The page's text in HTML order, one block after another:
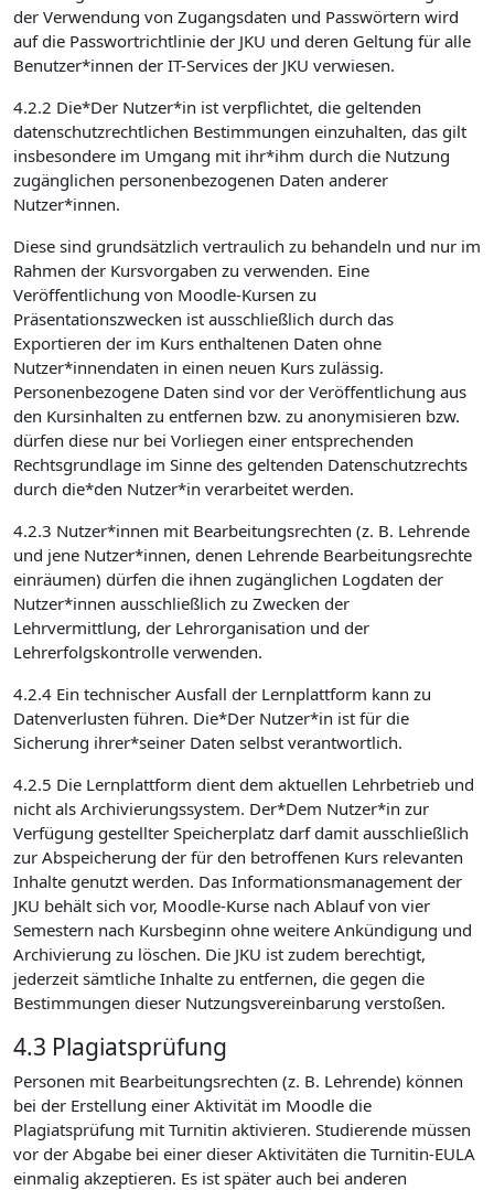
der Verwendung von Zugangsdaten und Passwörtern wird
auf die Passwortrichtlinie der JKU und deren Geltung für alle
Benutzer*innen der IT-Services der JKU verwiesen.
4.2.2 Die*Der Nutzer*in ist verpflichtet, die geltenden
datenschutzrechtlichen Bestimmungen einzuhalten, das gilt
insbesondere im Umgang mit ihr*ihm durch die Nutzung
zugänglichen personenbezogenen Daten anderer
Nutzer*innen.
Diese sind grundsätzlich vertraulich zu behandeln und nur im
Rahmen der Kursvorgaben zu verwenden. Eine
Veröffentlichung von Moodle-Kursen zu
Präsentationszwecken ist ausschließlich durch das
Exportieren der im Kurs enthaltenen Daten ohne
Nutzer*innendaten in einen neuen Kurs zulässig.
Personenbezogene Daten sind vor der Veröffentlichung aus
den Kursinhalten zu entfernen bzw. zu anonymisieren bzw.
dürfen diese nur bei Vorliegen einer entsprechenden
Rechtsgrundlage im Sinne des geltenden Datenschutzrechts
durch die*den Nutzer*in verarbeitet werden.
4.2.3 Nutzer*innen mit Bearbeitungsrechten (z. B. Lehrende
und jene Nutzer*innen, denen Lehrende Bearbeitungsrechte
einräumen) dürfen die ihnen zugänglichen Logdaten der
Nutzer*innen ausschließlich zu Zwecken der
Lehrvermittlung, der Lehrorganisation und der
Lehrerfolgskontrolle verwenden.
4.2.4 Ein technischer Ausfall der Lernplattform kann zu
Datenverlusten führen. Die*Der Nutzer*in ist für die
Sicherung ihrer*seiner Daten selbst verantwortlich.
4.2.5 Die Lernplattform dient dem aktuellen Lehrbetrieb und
nicht als Archivierungssystem. Der*Dem Nutzer*in zur
Verfügung gestellter Speicherplatz darf damit ausschließlich
zur Abspeicherung der für den betroffenen Kurs relevanten
Inhalte genutzt werden. Das Informationsmanagement der
JKU behält sich vor, Moodle-Kurse nach Ablauf von vier
Semestern nach Kursbeginn ohne weitere Ankündigung und
Archivierung zu löschen. Die JKU ist zudem berechtigt,
jederzeit sämtliche Inhalte zu entfernen, die gegen die
Bestimmungen dieser Nutzungsvereinbarung verstoßen.
4.3 Plagiatsprüfung
Personen mit Bearbeitungsrechten (z. B. Lehrende) können
bei der Erstellung einer Aktivität im Moodle die
Plagiatsprüfung mit Turnitin aktivieren. Studierende müssen
vor der Abgabe bei einer dieser Aktivitäten die Turnitin-EULA
einmalig akzeptieren. Es ist später auch bei anderen